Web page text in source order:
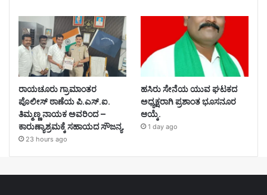
ರಾಯಚೂರು ಗ್ರಾಮಾಂತರ
ಪೊಲೀಸ್ ಠಾಣೆಯ ಪಿ.ಎಸ್.ಐ.
ತಿಮ್ಮಣ್ಣ ನಾಯಕ ಅವರಿಂದ –
ಕಾರುಣ್ಯಾಶ್ರಮಕ್ಕೆ ಸಹಾಯದ ಸೌಜನ್ಯ.
23 hours ago
ಹಸಿರು ಸೇನೆಯ ಯುವ ಘಟಕದ
ಅಧ್ಯಕ್ಷರಾಗಿ ಪ್ರಶಾಂತ ಭೂಸನೂರ
ಆಯ್ಕೆ.
1 day ago